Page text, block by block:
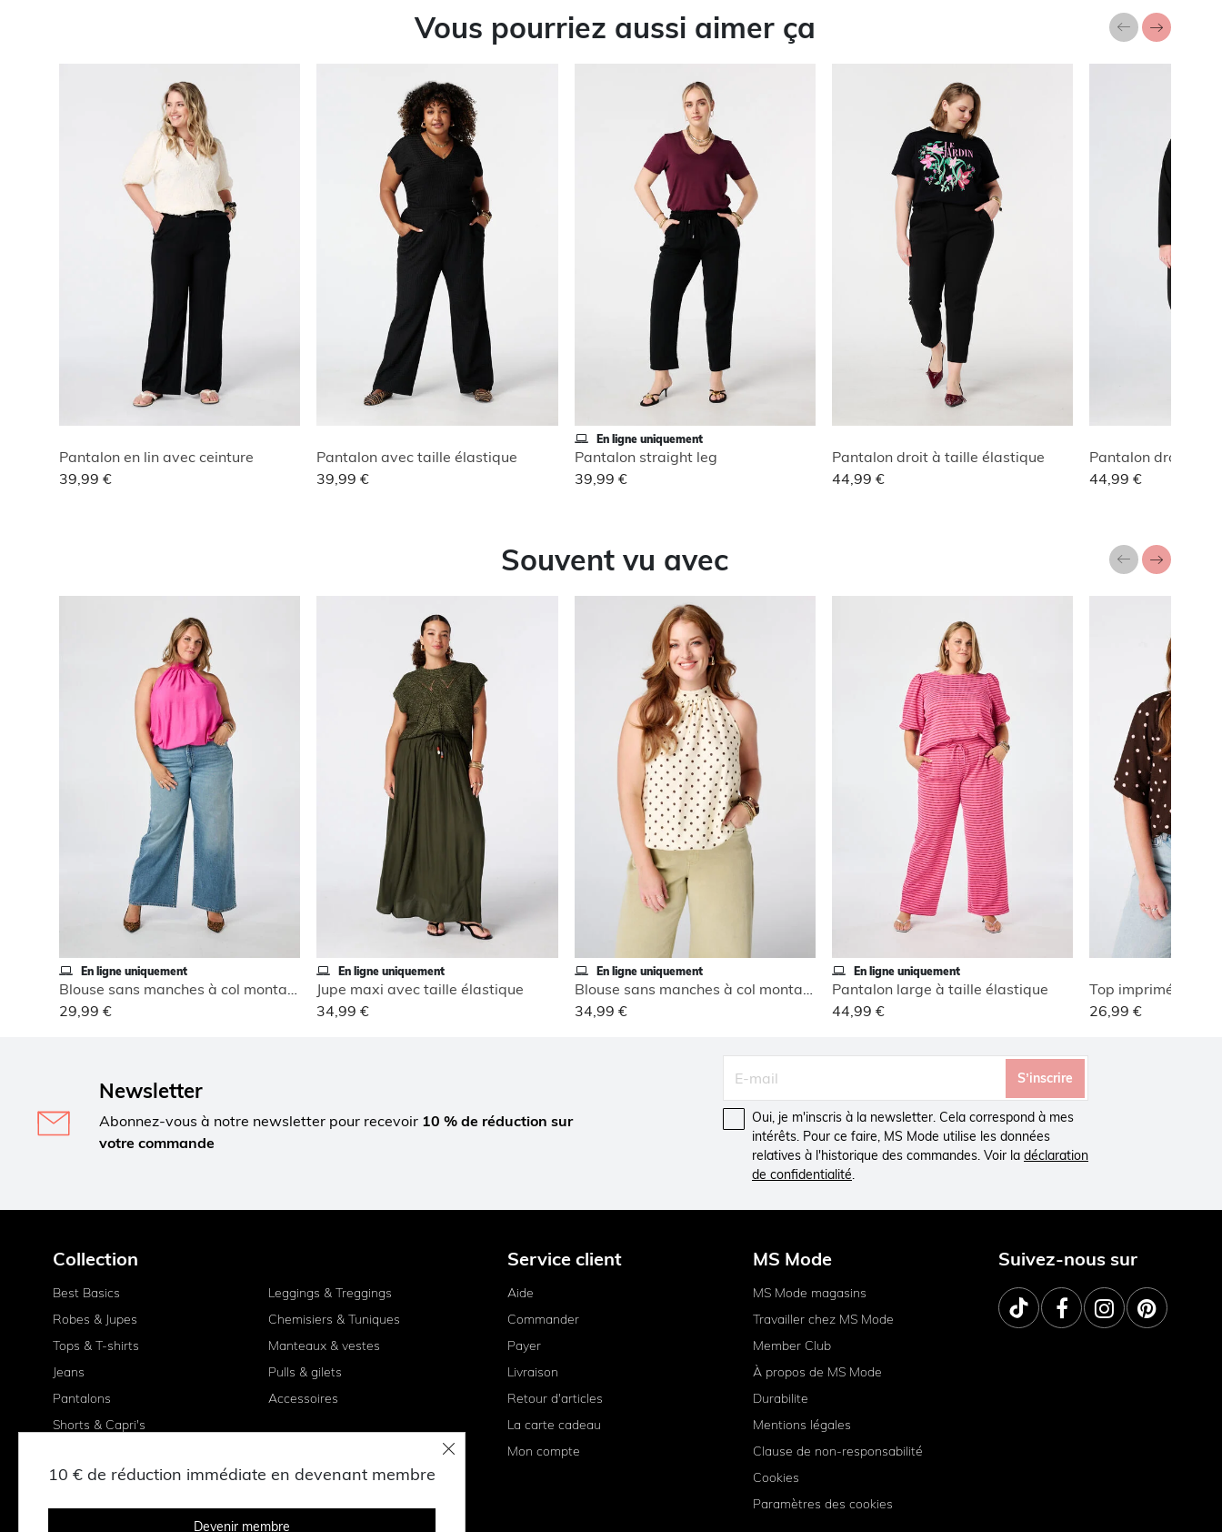
Vous pourriez aussi aimer ça
Pantalon en lin avec ceinture
39,99 €
Pantalon avec taille élastique
39,99 €
En ligne uniquement
Pantalon straight leg
39,99 €
Pantalon droit à taille élastique
44,99 €
Pantalon droit à
44,99 €
Souvent vu avec
En ligne uniquement
Blouse sans manches à col montant
29,99 €
En ligne uniquement
Jupe maxi avec taille élastique
34,99 €
En ligne uniquement
Blouse sans manches à col montant
34,99 €
En ligne uniquement
Pantalon large à taille élastique
44,99 €
Top imprimé avec
26,99 €
Newsletter
Abonnez-vous à notre newsletter pour recevoir 10 % de réduction sur
votre commande
S’inscrire
Oui, je m'inscris à la newsletter. Cela correspond à mes
intérêts. Pour ce faire, MS Mode utilise les données
relatives à l'historique des commandes. Voir la déclaration
de confidentialité.
Collection
Best Basics
Robes & Jupes
Tops & T-shirts
Jeans
Pantalons
Shorts & Capri's
Leggings & Treggings
Chemisiers & Tuniques
Manteaux & vestes
Pulls & gilets
Accessoires
Service client
Aide
Commander
Payer
Livraison
Retour d'articles
La carte cadeau
Mon compte
MS Mode
MS Mode magasins
Travailler chez MS Mode
Member Club
À propos de MS Mode
Durabilite
Mentions légales
Clause de non-responsabilité
Cookies
Paramètres des cookies
Suivez-nous sur
10 € de réduction immédiate en devenant membre
Devenir membre